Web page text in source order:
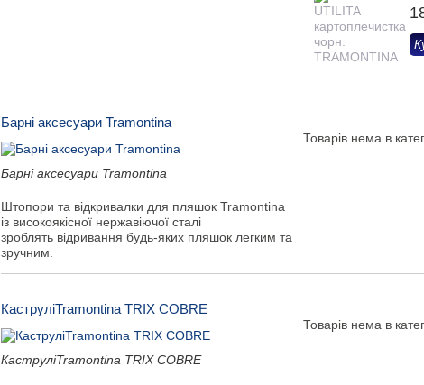
Барні аксесуари Tramontina
Барні аксесуари Tramontina
Штопори та відкривалки для пляшок Tramontina
із високоякісної нержавіючої сталі
зроблять відривання будь-яких пляшок легким та
зручним.
Товарів нема в
КаструліTramontina TRIX COBRE
КаструліTramontina TRIX COBRE
Товарів нема в